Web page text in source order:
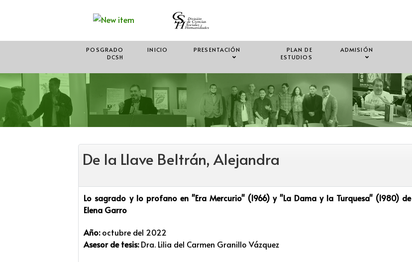
POSGRADO
DCSH
INICIO PRESENTACIÓN
PLAN DE
ESTUDIOS
ADMISIÓN
De la Llave Beltrán, Alejandra
Lo sagrado y lo profano en "Era Mercurio" (1966) y "La Dama y la Turquesa" (1980) de
Elena Garro
Año:octubre del 2022
Asesor de tesis:Dra. Lilia del Carmen Granillo Vázquez